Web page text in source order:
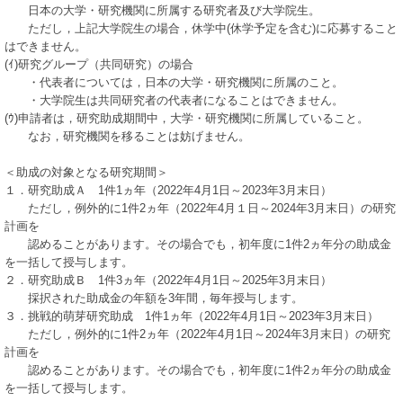
日本の大学・研究機関に所属する研究者及び大学院生。
ただし，上記大学院生の場合，休学中(休学予定を含む)に応募すること
はできません。
(ｲ)研究グループ（共同研究）の場合
・代表者については，日本の大学・研究機関に所属のこと。
・大学院生は共同研究者の代表者になることはできません。
(ｳ)申請者は，研究助成期間中，大学・研究機関に所属していること。
なお，研究機関を移ることは妨げません。
＜助成の対象となる研究期間＞
１．研究助成Ａ 1件1ヵ年（2022年4月1日～2023年3月末日）
ただし，例外的に1件2ヵ年（2022年4月１日～2024年3月末日）の研究
計画を
認めることがあります。その場合でも，初年度に1件2ヵ年分の助成金
を一括して授与します。
２．研究助成Ｂ 1件3ヵ年（2022年4月1日～2025年3月末日）
採択された助成金の年額を3年間，毎年授与します。
３．挑戦的萌芽研究助成 1件1ヵ年（2022年4月1日～2023年3月末日）
ただし，例外的に1件2ヵ年（2022年4月1日～2024年3月末日）の研究
計画を
認めることがあります。その場合でも，初年度に1件2ヵ年分の助成金
を一括して授与します。